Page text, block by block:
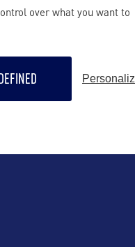
over what you want to